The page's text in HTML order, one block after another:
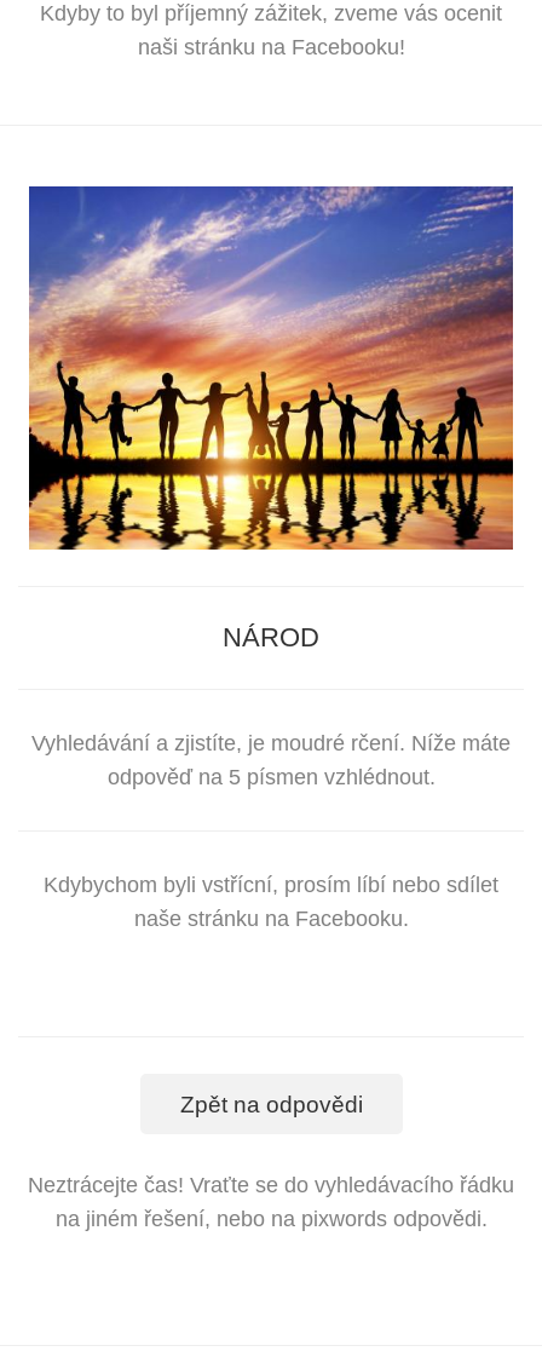
Kdyby to byl příjemný zážitek, zveme vás ocenit
naši stránku na Facebooku!
NÁROD
Vyhledávání a zjistíte, je moudré rčení. Níže máte
odpověď na 5 písmen vzhlédnout.
Kdybychom byli vstřícní, prosím líbí nebo sdílet
naše stránku na Facebooku.
Zpět na odpovědi
Neztrácejte čas! Vraťte se do vyhledávacího řádku
na jiném řešení, nebo na pixwords odpovědi.